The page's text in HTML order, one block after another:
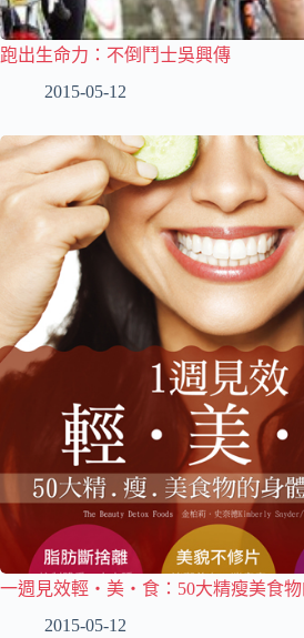
跑出生命力：不倒鬥士吳興傳
2015-05-12
一週見效輕‧美‧食：50大精瘦美食物
2015-05-12